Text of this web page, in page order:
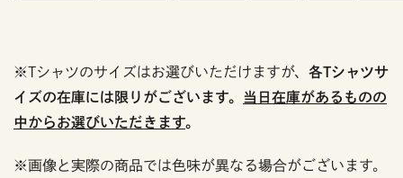
※Tシャツのサイズはお選びいただけますが、 各Tシャツサ
イズの在庫には限りがございます。 当日在庫があるものの
中からお選びいただきます。
※画像と実際の商品では色味が異なる場合がございます。